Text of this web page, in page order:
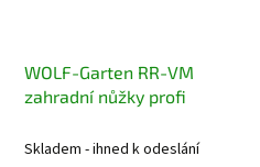
WOLF-Garten RR-VM
zahradní nůžky profi
Skladem - ihned k odeslání